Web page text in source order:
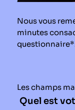
Nous vous
minutes
Les champs
Quel est